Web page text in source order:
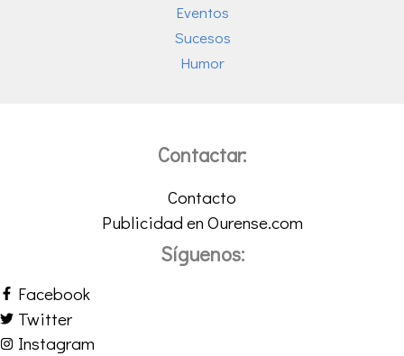
Eventos
Sucesos
Humor
Contactar:
Contacto
Publicidad en Ourense.com
Síguenos:
Facebook
Twitter
Instagram